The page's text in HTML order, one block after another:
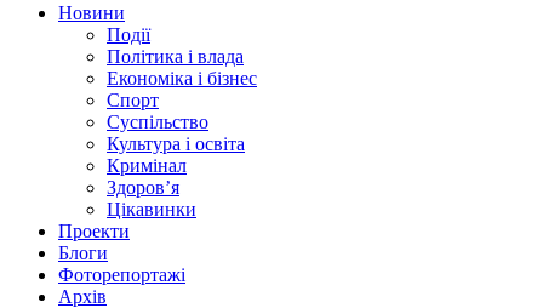
Новини
Події
Політика і влада
Економіка і бізнес
Спорт
Суспільство
Культура і освіта
Кримінал
Здоров’я
Цікавинки
Проекти
Блоги
Фоторепортажі
Архів